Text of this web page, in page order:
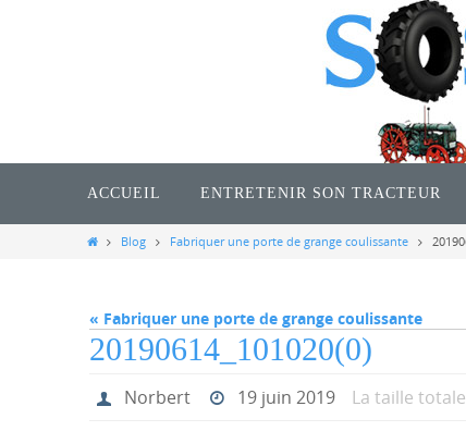
ACCUEIL ENTRETENIR SON TRACTEUR
HomeBlog Fabriquer une porte de grange coulissante
« Fabriquer une porte de grange coulissante
20190614_101020(0)
Norbert 19 juin 2019 La taille